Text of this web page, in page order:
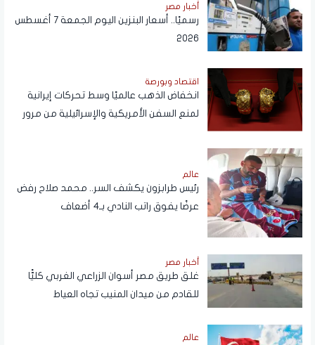
أخبار مصر
رسميًا.. أسعار البنزين اليوم الجمعة 7 أغسطس
2026
اقتصاد وبورصة
انخفاض الذهب عالميًا وسط تحركات إيرانية
لمنع السفن الأمريكية والإسرائيلية من مرور
عالم
رئيس طرابزون يكشف السر.. محمد صلاح رفض
عرضًا يفوق راتب النادي بـ4 أضعاف
أخبار مصر
غلق طريق مصر أسوان الزراعي الغربي كليًّا
للقادم من ميدان المنيب تجاه العياط
عالم